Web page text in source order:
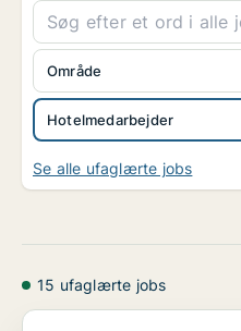
Hotelmedarbejder
Område
Se alle ufaglærte jobs
15 ufaglærte jobs
Natportier til Copenhagen